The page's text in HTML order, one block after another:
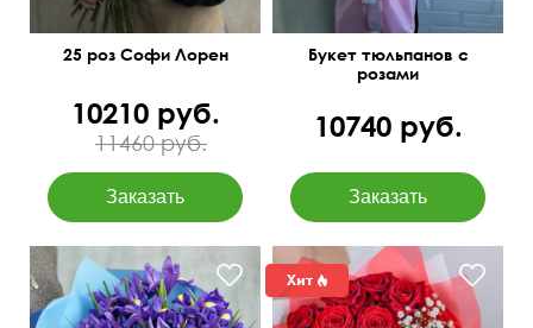
25 роз Софи Лорен
10210 руб.
11460 руб.
Букет тюльпанов с
розами
10740 руб.